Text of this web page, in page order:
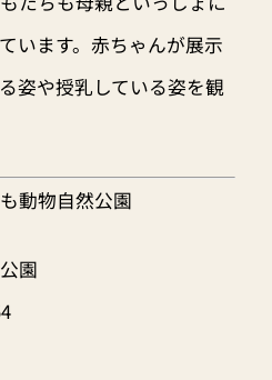
います。赤ちゃんが展示
姿や授乳している姿を観
動物自然公園
園